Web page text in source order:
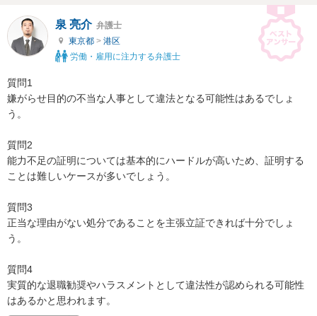
泉 亮介 弁護士
東京都 > 港区
労働・雇用に注力する弁護士
質問1
嫌がらせ目的の不当な人事として違法となる可能性はあるでしょ
う。
質問2
能力不足の証明については基本的にハードルが高いため、証明する
ことは難しいケースが多いでしょう。
質問3
正当な理由がない処分であることを主張立証できれば十分でしょ
う。
質問4
実質的な退職勧奨やハラスメントとして違法性が認められる可能性
はあるかと思われます。